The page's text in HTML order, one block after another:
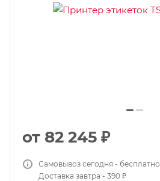
от 82 245 ₽
Самовывоз сегодня - бесплатно
Доставка завтра - 390 ₽